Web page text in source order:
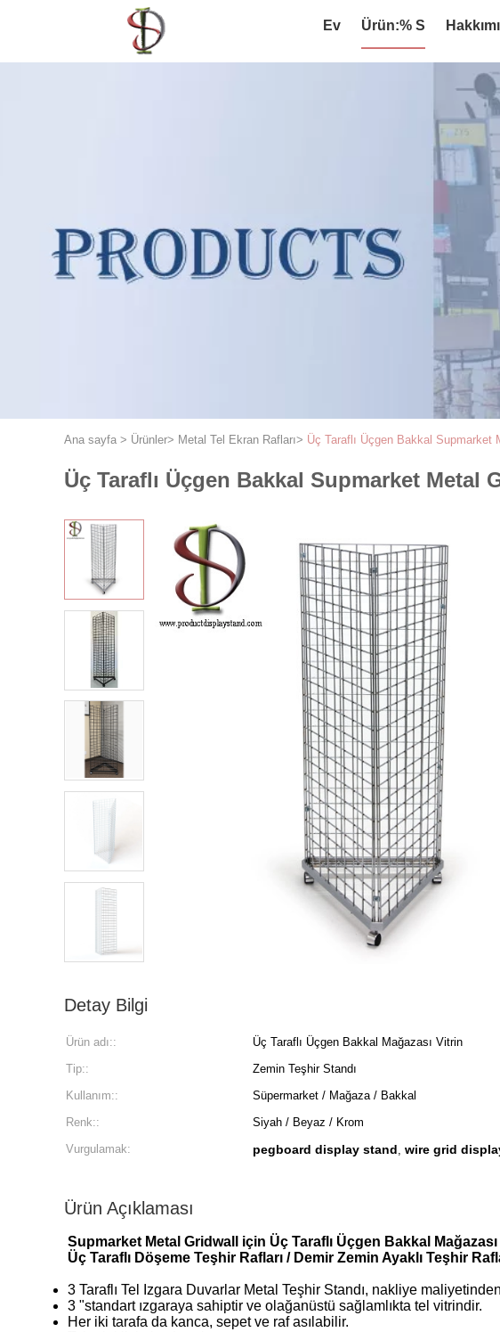
Ev Ürün:% S
Ana sayfa > Ürünler> Metal Tel Ekran Rafları> Üç Taraflı Üçgen Bakkal Supmarket
Üç Taraflı Üçgen Bakkal Supmarket Metal
Detay Bilgi
Ürün adı:: Üç Taraflı Üçgen Bakkal Mağazası Vitrin
Tip::
Zemin Teşhir Standı
Kullanım::
Süpermarket / Mağaza / Bakkal
Renk::
Siyah / Beyaz / Krom
Vurgulamak:
pegboard display stand, wire grid
Ürün Açıklaması
Supmarket Metal Gridwall için Üç Taraflı Üçgen Bakkal
Üç Taraflı Döşeme Teşhir Rafları / Demir Zemin Ayaklı Teşhir
3 Taraflı Tel Izgara Duvarlar Metal Teşhir Standı, nakliye
3 "standart ızgaraya sahiptir ve olağanüstü sağlamlıkta tel vitrindir.
Her iki tarafa da kanca, sepet ve raf asılabilir.